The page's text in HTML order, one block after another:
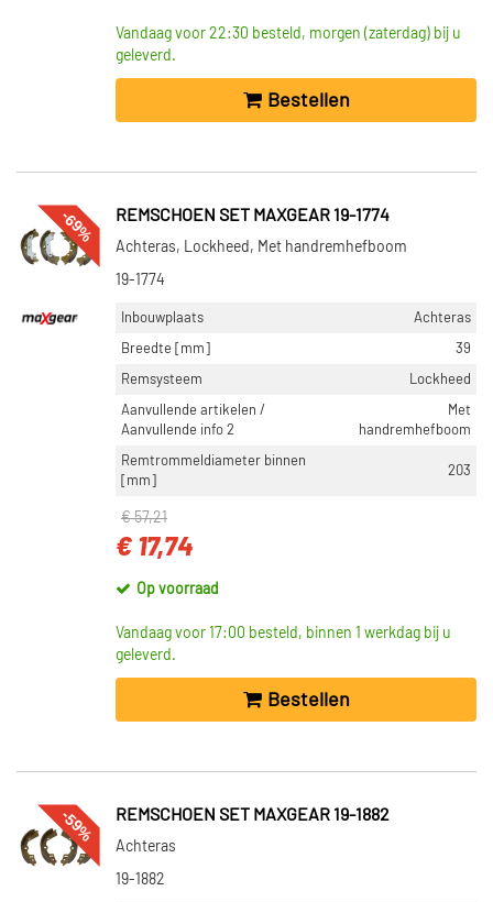
Vandaag voor 22:30 besteld, morgen (zaterdag) bij u
geleverd.
Bestellen
-69% REMSCHOEN SET MAXGEAR 19-1774
Achteras, Lockheed, Met handremhefboom
19-1774
Inbouwplaats
Achteras
Breedte [mm]
39
Remsysteem
Lockheed
Aanvullende artikelen /
Aanvullende info 2
Met
handremhefboom
Remtrommeldiameter binnen
[mm]
203
€ 57,21
€ 17,74
Op voorraad
Vandaag voor 17:00 besteld, binnen 1 werkdag bij u
geleverd.
Bestellen
-59% REMSCHOEN SET MAXGEAR 19-1882
Achteras
19-1882